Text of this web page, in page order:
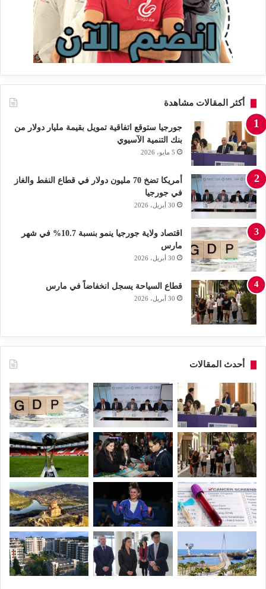
أكثر المقالات مشاهدة
جورجيا ستوقع اتفاقية تمويل بقيمة مليار دولار من
بنك التنمية الآسيوي
5 مايو، 2026
أمريكا تضخ 70 مليون دولار في قطاع النفط والغاز
في جورجيا
30 أبريل، 2026
اقتصاد ولاية جورجيا ينمو بنسبة 10.7% في شهر
مارس
30 أبريل، 2026
قطاع السياحة يسجل انخفاضاً في مارس
30 أبريل، 2026
أحدث المقالات